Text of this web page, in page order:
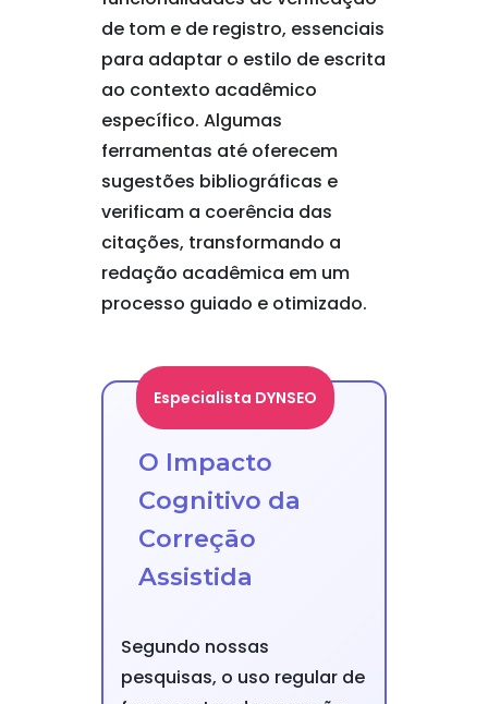
de tom e de registro, essenciais
para adaptar o estilo de escrita
ao contexto acadêmico
específico. Algumas
ferramentas até oferecem
sugestões bibliográficas e
verificam a coerência das
citações, transformando a
redação acadêmica em um
processo guiado e otimizado.
Especialista DYNSEO
O Impacto
Cognitivo da
Correção
Assistida
Segundo nossas
pesquisas, o uso regular de